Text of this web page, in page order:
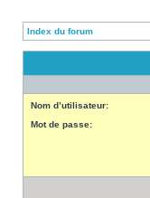
Index du forum
Nom d’utilisateur:
Mot de passe: